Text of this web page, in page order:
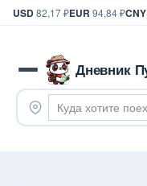
USD82,17 ₽EUR 94,84 ₽CNY
Дневник